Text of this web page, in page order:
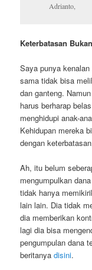
Adrianto,
Keterbatasan
Saya punya
sama tidak bisa
dan ganteng.
harus berharap
menghidupi anak-
Kehidupan mereka
dengan
Ah, itu belum
mengumpulkan
tidak hanya
lain lain. Dia tidak
dia memberikan
lagi dia bisa
pengumpulan dana
beritanyadisini.